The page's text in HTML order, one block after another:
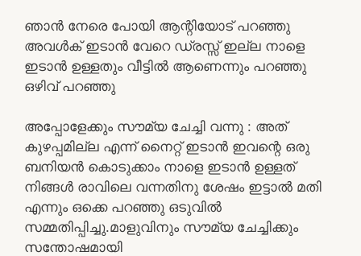
ഞാൻ നേരെ പോയി ആന്റിയോട് പറഞ്ഞു
അവൾക് ഇടാൻ വേറെ ഡ്രസ്സ് ഇല്ല നാളെ
ഇടാൻ ഉള്ളതും വീട്ടിൽ ആണെന്നും പറഞ്ഞു
ഒഴിവ് പറഞ്ഞു
അപ്പോളേക്കും സൗമ്യ ചേച്ചി വന്നു : അത്
കുഴപ്പമില്ല എന്ന് നൈറ്റ് ഇടാൻ ഇവന്റെ ഒരു
ബനിയൻ കൊടുക്കാം നാളെ ഇടാൻ ഉള്ളത്
നിങ്ങൾ രാവിലെ വന്നതിനു ശേഷം ഇട്ടാൽ മതി
എന്നും ഒക്കെ പറഞ്ഞു ഒടുവിൽ
സമ്മതിപ്പിച്ചു.മാളുവിനും സൗമ്യ ചേച്ചിക്കും
സന്തോഷമായി